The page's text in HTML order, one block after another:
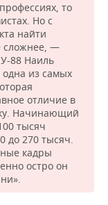
то
Но с
найти
сложнее, —
88 Наиль
из самых
отличие в
Начинающий
тысяч
до 270 тысяч.
кадры
остро он